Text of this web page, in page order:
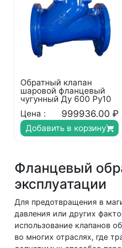
Обратный клапан
шаровой фланцевый
чугунный Ду 600 Ру10
Цена :
999936.00 ₽
Добавить в корзину
Фланцевый
эксплуатации
Для предотвращения в
давления или других
использование клапанов
во многих отраслях, где